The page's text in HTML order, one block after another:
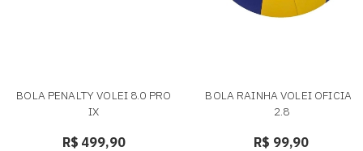
BOLA PENALTY VOLEI 8.0 PRO
IX
R$ 499,90
BOLA RAINHA VOLEI OFICIAL
2.8
R$ 99,90